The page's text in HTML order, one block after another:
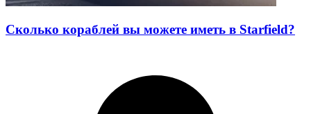
Сколько кораблей вы можете иметь в Starfield?